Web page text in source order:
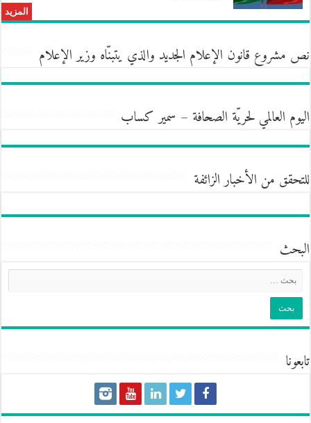
المزيد
نص مشروع قانون الإعلام الجديد والذي يتبنّاه وزير الإعلام
اليوم العالمي لحريّة الصحافة – سمير كساب
للتحقق من الأخبار الزائفة
البحث
تابعونا